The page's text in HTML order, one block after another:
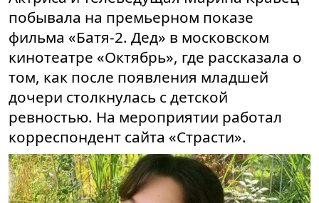
побывала на премьерном показе
фильма «Батя-2. Дед» в московском
кинотеатре «Октябрь», где рассказала о
том, как после появления младшей
дочери столкнулась с детской
ревностью. На мероприятии работал
корреспондент сайта «Страсти».